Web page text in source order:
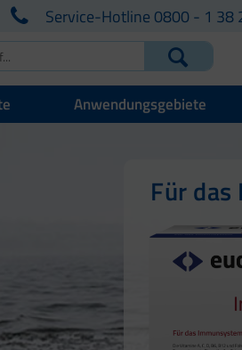
Service-Hotline 0800 - 1 38
Anwendungsgebiete
Für
Für
Für